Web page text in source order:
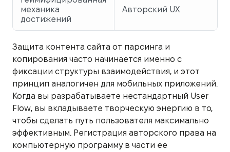
механика
достижений
Авторский UX
Защита контента сайта от парсинга и
копирования часто начинается именно с
фиксации структуры взаимодействия, и этот
принцип аналогичен для мобильных приложений.
Когда вы разрабатываете нестандартный User
Flow, вы вкладываете творческую энергию в то,
чтобы сделать путь пользователя максимально
эффективным. Регистрация авторского права на
компьютерную программу в части ее